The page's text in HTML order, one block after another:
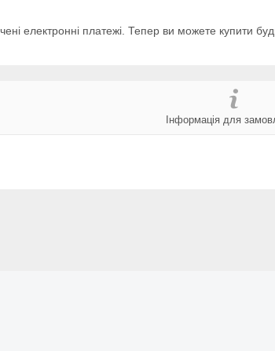
електронні платежі. Тепер ви можете купити
Інформація для